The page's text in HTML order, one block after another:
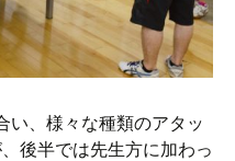
い、様々な種類のアタッ
後半では先生方に加わっ